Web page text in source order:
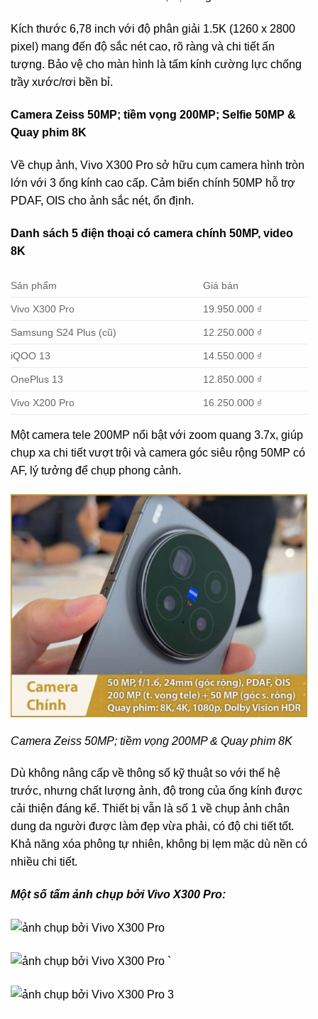
Kích thước 6,78 inch với độ phân giải 1.5K (1260 x 2800
pixel) mang đến độ sắc nét cao, rõ ràng và chi tiết ấn
tượng. Bảo vệ cho màn hình là tấm kính cường lực chống
trầy xước/rơi bền bỉ.
Camera Zeiss 50MP; tiềm vọng 200MP; Selfie 50MP &
Quay phim 8K
Về chụp ảnh, Vivo X300 Pro sở hữu cụm camera hình tròn
lớn với 3 ống kính cao cấp. Cảm biến chính 50MP hỗ trợ
PDAF, OIS cho ảnh sắc nét, ổn định.
Danh sách 5 điện thoại có camera chính 50MP, video
8K
Sản phẩm Giá bán
Vivo X300 Pro 19.950.000 ₫
Samsung S24 Plus (cũ) 12.250.000 ₫
iQOO 13 14.550.000 ₫
OnePlus 13 12.850.000 ₫
Vivo X200 Pro 16.250.000 ₫
Một camera tele 200MP nổi bật với zoom quang 3.7x, giúp
chụp xa chi tiết vượt trội và camera góc siêu rộng 50MP có
AF, lý tưởng để chụp phong cảnh.
Camera Zeiss 50MP; tiềm vọng 200MP & Quay phim 8K
Dù không nâng cấp về thông số kỹ thuật so với thế hệ
trước, nhưng chất lượng ảnh, độ trong của ống kính được
cải thiện đáng kể. Thiết bị vẫn là số 1 về chụp ảnh chân
dung da người được làm đẹp vừa phải, có độ chi tiết tốt.
Khả năng xóa phông tự nhiên, không bị lẹm mặc dù nền có
nhiều chi tiết.
Một số tấm ảnh chụp bởi Vivo X300 Pro: